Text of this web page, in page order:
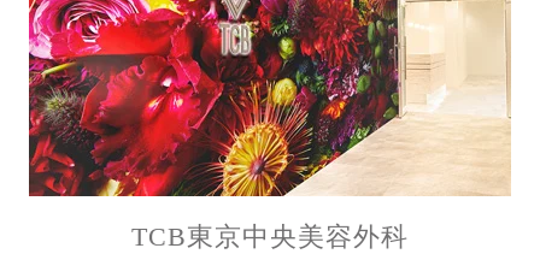
TCB東京中央美容外科